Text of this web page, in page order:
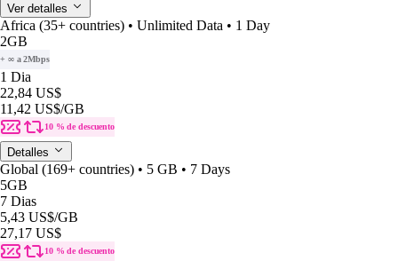
Ver detalles
Africa (35+ countries) • Unlimited Data • 1 Day
2GB
+ ∞ a 2Mbps
1 Dia
22,84 US$
11,42 US$/GB
10 % de descuento
Detalles
Global (169+ countries) • 5 GB • 7 Days
5GB
7 Dias
5,43 US$/GB
27,17 US$
10 % de descuento